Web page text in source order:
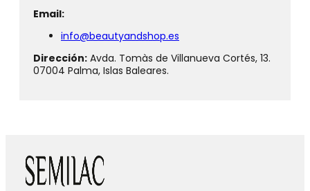
Email:
info@beautyandshop.es
Dirección: Avda. Tomàs de Villanueva Cortés, 13.
07004 Palma, Islas Baleares.